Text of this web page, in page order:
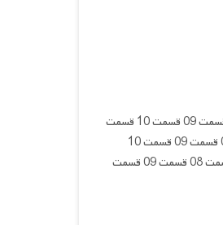
کیفیت 1080p تعداد قسمت‌ها: 11 قسمت 01 قسمت 02 قسمت 03 قسمت 04 قسمت 05 قسمت 06 قسمت 07 قسمت 08 قسمت 09 قسمت 10 قسمت
11 کیفیت 720p تعداد قسمت‌ها: 11 قسمت 01 قسمت 02 قسمت 03 قسمت 04 قسمت 05 قسمت 06 قسمت 07 قسمت 08 قسمت 09 قسمت 10
قسمت 11 کیفیت 480p تعداد قسمت‌ها: 11 قسمت 01 قسمت 02 قسمت 03 قسمت 04 قسمت 05 قسمت 06 قسمت 07 قسمت 08 قسمت 09 قسمت